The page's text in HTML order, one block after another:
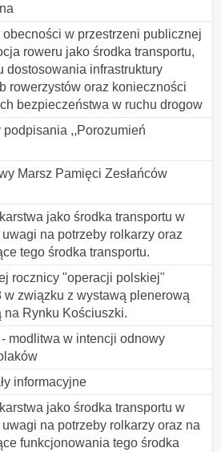
w przestrzeni publicznej
roweru jako środka transportu,
dostosowania infrastruktury
rowerzystów oraz konieczności
bezpieczeństwa w ruchu drogow
,,Porozumień
Marsz Pamięci Zesłańców
jako środka transportu w
na potrzeby rolkarzy oraz
tego środka transportu.
rocznicy "operacji polskiej"
w związku z wystawą plenerową
na Rynku Kościuszki.
modlitwa w intencji odnowy
informacyjne
jako środka transportu w
na potrzeby rolkarzy oraz na
funkcjonowania tego środka